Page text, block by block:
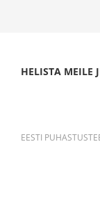
HELISTA MEILE
EESTI